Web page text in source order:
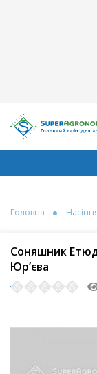
Головна
Соняшник Етюд
Юр’єва